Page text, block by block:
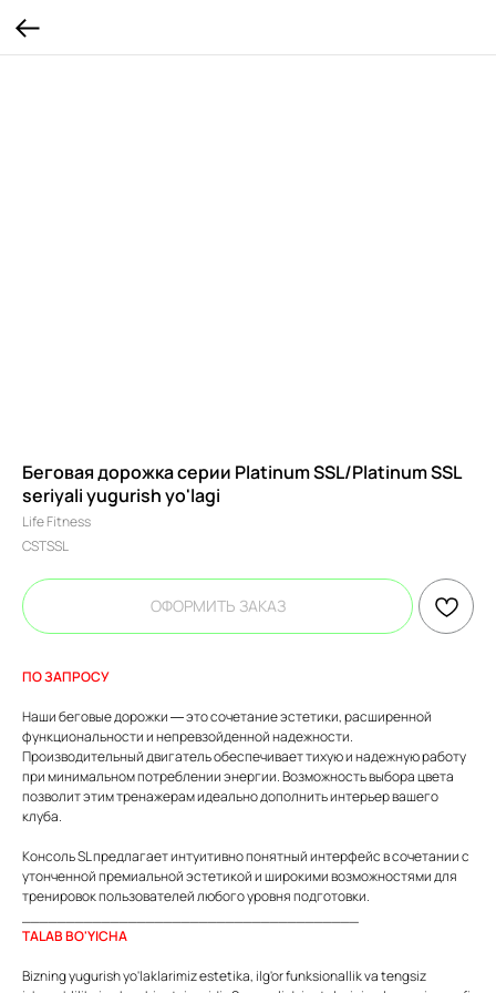
Беговая дорожка серии Platinum SSL/Platinum SSL
seriyali yugurish yo'lagi
Life Fitness
CSTSSL
ОФОРМИТЬ ЗАКАЗ
ПО ЗАПРОСУ
Наши беговые дорожки — это сочетание эстетики, расширенной
функциональности и непревзойденной надежности.
Производительный двигатель обеспечивает тихую и надежную работу
при минимальном потреблении энергии. Возможность выбора цвета
позволит этим тренажерам идеально дополнить интерьер вашего
клуба.
Консоль SL предлагает интуитивно понятный интерфейс в сочетании с
утонченной премиальной эстетикой и широкими возможностями для
тренировок пользователей любого уровня подготовки.
TALAB BO'YICHA
Bizning yugurish yo'laklarimiz estetika, ilg'or funksionallik va tengsiz